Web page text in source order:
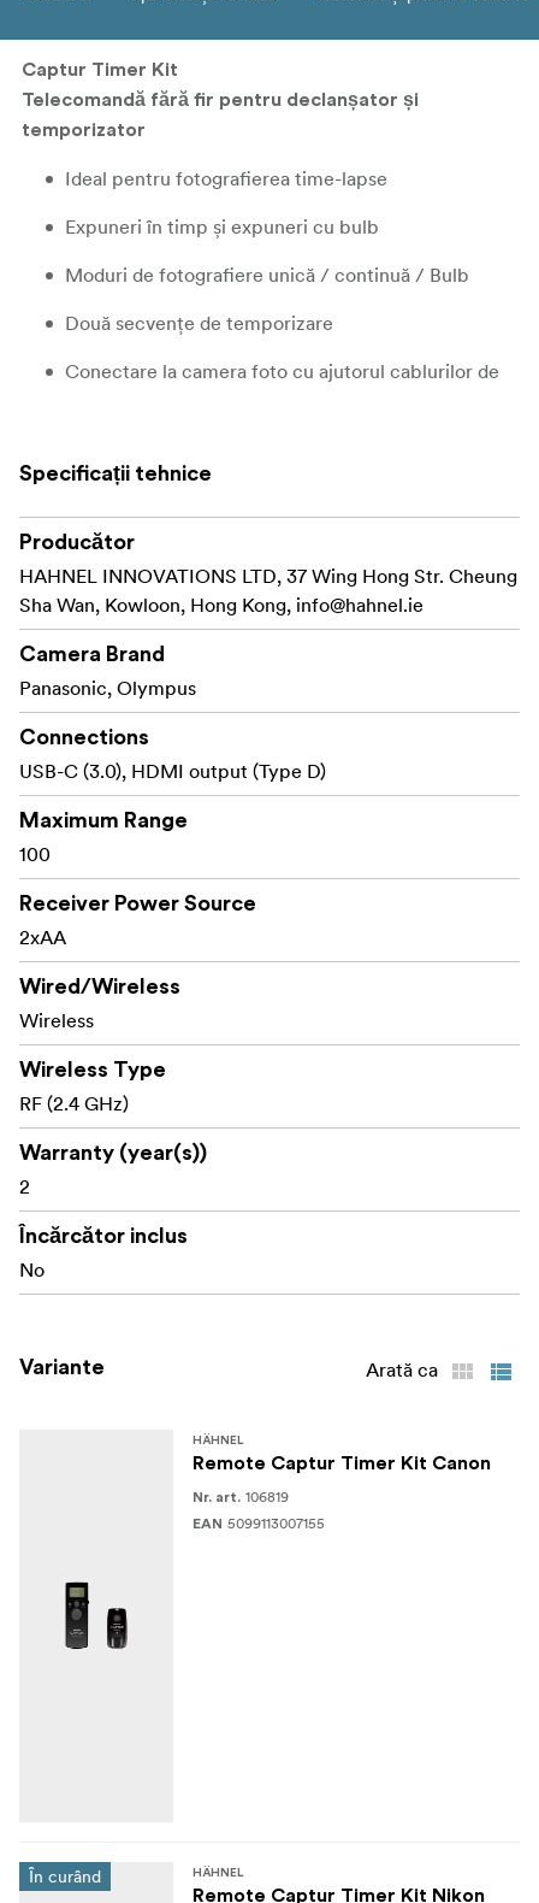
Captur Timer Kit
Telecomandă fără fir pentru declanșator și
temporizator
Ideal pentru fotografierea time-lapse
Expuneri în timp și expuneri cu bulb
Moduri de fotografiere unică / continuă / Bulb
Două secvențe de temporizare
Conectare la camera foto cu ajutorul cablurilor de
Raza de acțiune de 100 m
Receptoare suplimentare disponibile pentru a
declanșa mai multe DSLR-uri
Poate fi integrat cu alte module Captur
Ecran LCD mai mare și ușor de citit
Specificații tehnice
Producător
HAHNEL INNOVATIONS LTD, 37 Wing Hong Str. Cheung
Sha Wan, Kowloon, Hong Kong, info@hahnel.ie
Camera Brand
Panasonic, Olympus
Connections
USB-C (3.0), HDMI output (Type D)
Maximum Range
100
Receiver Power Source
2xAA
Wired/Wireless
Wireless
Wireless Type
RF (2.4 GHz)
Warranty (year(s))
2
Încărcător inclus
No
Variante Arată ca
HÄHNEL
Remote Captur Timer Kit Canon
Nr. art. 106819
EAN 5099113007155
În curând HÄHNEL
Remote Captur Timer Kit Nikon